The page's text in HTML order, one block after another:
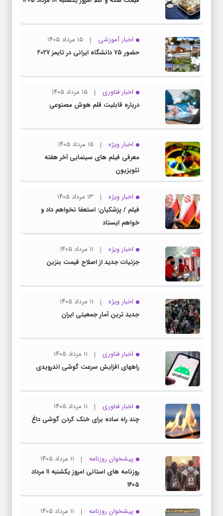
اخبار آموزشی
۱۵ مرداد ۱۴۰۵
حضور ۷۵ دانشگاه ایرانی در تایمز ۲۰۲۷
اخبار فناوری
۱۵ مرداد ۱۴۰۵
درباره قابلیت قلم هوش مصنوعی
اخبار ویژه
۱۵ مرداد ۱۴۰۵
معرفی فیلم های سینمایی آخر هفته
تلویزیون
اخبار ویژه
۱۳ مرداد ۱۴۰۵
فیلم / پزشکیان: استعفا نخواهم داد و
خواهم ایستاد
اخبار ویژه
۱۱ مرداد ۱۴۰۵
جزئیات جدید از اصلاح قیمت بنزین
اخبار ویژه
۱۱ مرداد ۱۴۰۵
جدید ترین آمار جمعیتی ایران
اخبار فناوری
۱۱ مرداد ۱۴۰۵
راههای افزایش سرعت گوشی اندرویدی
اخبار فناوری
۱۱ مرداد ۱۴۰۵
چند راه‌ ساده برای خنک کردن گوشی داغ
پیشخوان روزنامه
۱۱ مرداد ۱۴۰۵
روزنامه های استانی امروز یکشنبه ۱۱ مرداد
۱۴۰۵
پیشخوان روزنامه
۱۱ مرداد ۱۴۰۵